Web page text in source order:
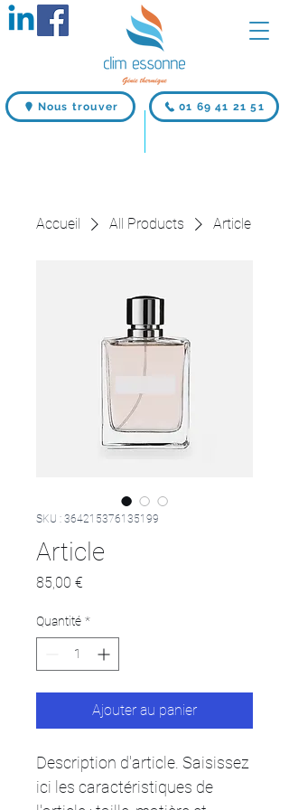
Nous trouver 01 69 41 21 51
Accueil All Products Article
SKU : 364215376135199
Article
85,00 €
Quantité *
Ajouter au panier
Description d'article. Saisissez
ici les caractéristiques de